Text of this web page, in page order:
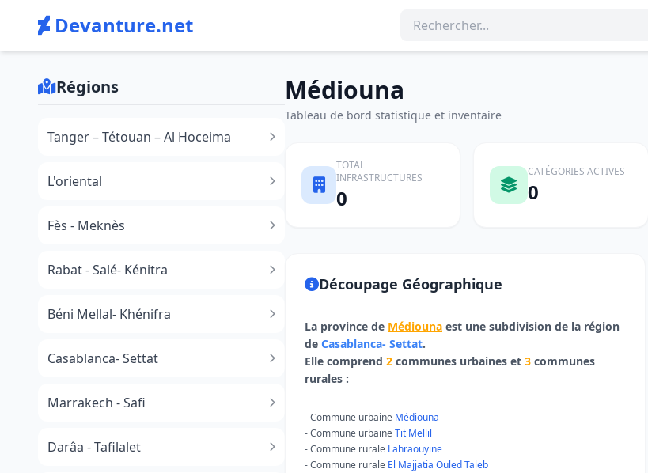
Devanture.net
Régions
Tanger – Tétouan – Al Hoceima
L'oriental
Fès - Meknès
Rabat - Salé- Kénitra
Béni Mellal- Khénifra
Casablanca- Settat
Marrakech - Safi
Darâa - Tafilalet
Médiouna
Tableau de bord statistique et inventaire
TOTAL
INFRASTRUCTURES
0
CATÉGORIES ACTIVES
0
Découpage Géographique
La province de Médiouna est une subdivision de la région
de Casablanca- Settat.
Elle comprend 2 communes urbaines et 3 communes
rurales :
- Commune urbaine Médiouna
- Commune urbaineTit Mellil
- Commune rurale Lahraouyine
- Commune rurale El Majjatia Ouled Taleb